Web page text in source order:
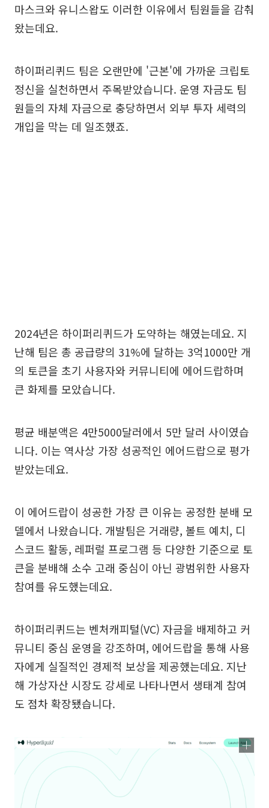
마스크와 유니스왑도 이러한 이유에서 팀원들을 감춰
왔는데요.
하이퍼리퀴드 팀은 오랜만에 '근본'에 가까운 크립토
정신을 실천하면서 주목받았습니다. 운영 자금도 팀
원들의 자체 자금으로 충당하면서 외부 투자 세력의
개입을 막는 데 일조했죠.
2024년은 하이퍼리퀴드가 도약하는 해였는데요. 지
난해 팀은 총 공급량의 31%에 달하는 3억1000만 개
의 토큰을 초기 사용자와 커뮤니티에 에어드랍하며
큰 화제를 모았습니다.
평균 배분액은 4만5000달러에서 5만 달러 사이였습
니다. 이는 역사상 가장 성공적인 에어드랍으로 평가
받았는데요.
이 에어드랍이 성공한 가장 큰 이유는 공정한 분배 모
델에서 나왔습니다. 개발팀은 거래량, 볼트 예치, 디
스코드 활동, 레퍼럴 프로그램 등 다양한 기준으로 토
큰을 분배해 소수 고래 중심이 아닌 광범위한 사용자
참여를 유도했는데요.
하이퍼리퀴드는 벤처캐피털(VC) 자금을 배제하고 커
뮤니티 중심 운영을 강조하며, 에어드랍을 통해 사용
자에게 실질적인 경제적 보상을 제공했는데요. 지난
해 가상자산 시장도 강세로 나타나면서 생태계 참여
도 점차 확장됐습니다.